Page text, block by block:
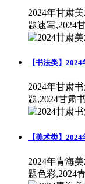
2024年甘肃
题速写,2024
【书法类】
2024年甘肃
题,2024甘肃
【美术类】
2024年青海
题色彩,2024